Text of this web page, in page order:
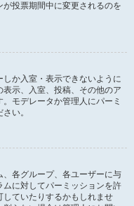
投票期間中に変更されるのを
か入室・表示できないように
示、入室、投稿、その他のア
モデレータか管理人にパーミ
い。
各グループ、各ユーザーに与
に対してパーミッションを許
ていたりするかもしれませ